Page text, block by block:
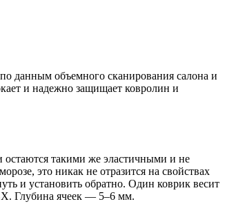
данным объемного сканирования салона и
и надежно защищает ковролин и
такими же эластичными и не
это никак не отразится на свойствах
и установить обратно. Один коврик весит
Глубина ячеек — 5–6 мм.